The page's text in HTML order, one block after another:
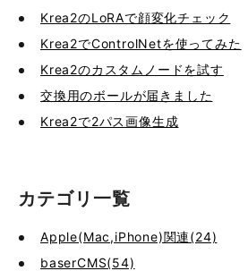
Krea2のLoRAで顔変化チェック
Krea2でControlNetを使ってみた
Krea2のカスタムノードを試す
交換用のボールが届きました
Krea2で2パス画像生成
カテゴリ一覧
Apple(Mac,iPhone)関連(24)
baserCMS(54)